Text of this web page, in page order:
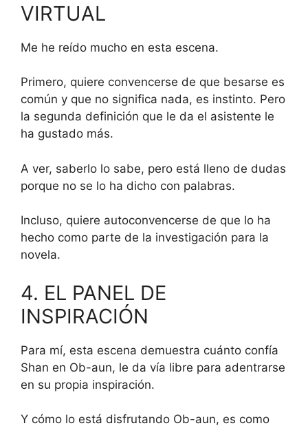
VIRTUAL
Me he reído mucho en esta escena.
Primero, quiere convencerse de que besarse es
común y que no significa nada, es instinto. Pero
la segunda definición que le da el asistente le
ha gustado más.
A ver, saberlo lo sabe, pero está lleno de dudas
porque no se lo ha dicho con palabras.
Incluso, quiere autoconvencerse de que lo ha
hecho como parte de la investigación para la
novela.
4. EL PANEL DE
INSPIRACIÓN
Para mí, esta escena demuestra cuánto confía
Shan en Ob-aun, le da vía libre para adentrarse
en su propia inspiración.
Y cómo lo está disfrutando Ob-aun, es como